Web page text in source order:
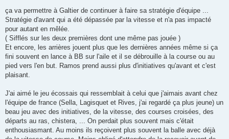
ça va permettre à Galtier de continuer à faire sa stratégie d'équipe ...
Stratégie d'avant qui a été dépassée par la vitesse et n'a pas impacté
pour autant en mêlée.
( Sifflés sur les deux premières dont une même pas jouée )
Et encore, les arrières jouent plus que les dernières années même si ça
fini souvent en lance à BB sur l'aile et il se débrouille à la course ou au
pied vers l'en but. Ramos prend aussi plus d'initiatives qu'avant et c'est
plaisant.
J'ai aimé le jeu écossais qui ressemblait à celui que j'aimais avant chez
l'équipe de france (Sella, Lagisquet et Rives, j'ai regardé ça plus jeune) un
beau jeu avec des initiatives, de la vitesse, des courses croisées, des
départs au ras, chistera, ... On perdait plus souvent mais c'était
enthousiasmant. Au moins ils reçoivent plus souvent la balle avec déjà